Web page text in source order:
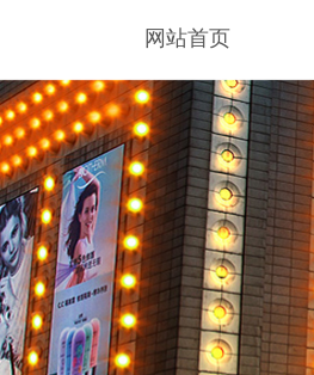
网站首页